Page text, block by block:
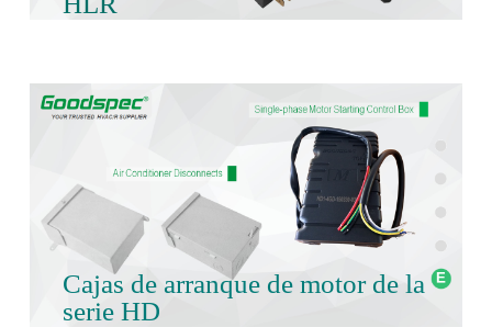
Cajas de arranque de motor de la
serie HD